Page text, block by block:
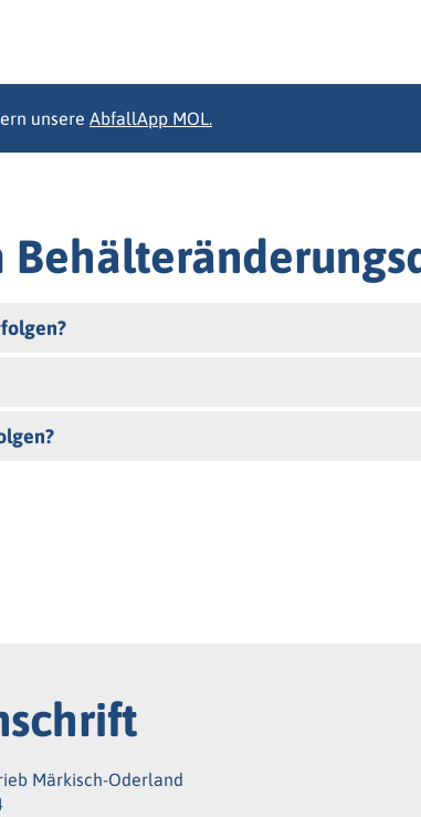
unsere AbfallApp MOL.
Märkisch-Oderland